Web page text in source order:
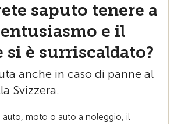
saputo tenere a
e il
si è surriscaldato?
anche in caso di panne al
Svizzera.
auto, moto o auto a noleggio, il